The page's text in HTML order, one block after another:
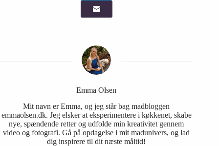
Emma Olsen
Mit navn er Emma, og jeg står bag madbloggen
emmaolsen.dk. Jeg elsker at eksperimentere i køkkenet, skabe
nye, spændende retter og udfolde min kreativitet gennem
video og fotografi. Gå på opdagelse i mit madunivers, og lad
dig inspirere til dit næste måltid!